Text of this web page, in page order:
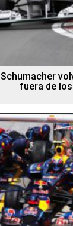
Schumacher
fuera de